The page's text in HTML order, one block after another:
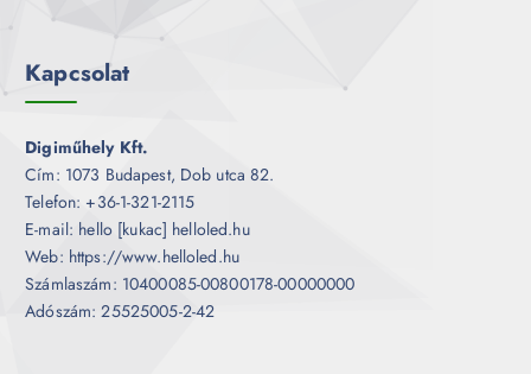
Kapcsolat
Digiműhely Kft.
Cím: 1073 Budapest, Dob utca 82.
Telefon: +36-1-321-2115
E-mail: hello [kukac] helloled.hu
Web: https://www.helloled.hu
Számlaszám: 10400085-00800178-00000000
Adószám: 25525005-2-42